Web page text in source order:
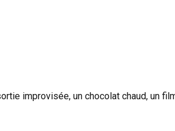
improvisée, un chocolat chaud, un